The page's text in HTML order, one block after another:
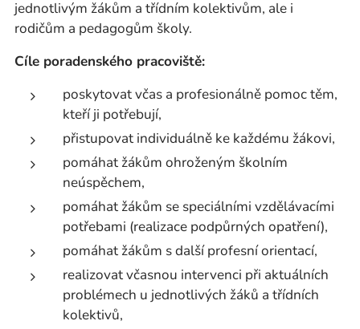
jednotlivým žákům a třídním kolektivům, ale i
rodičům a pedagogům školy.
Cíle poradenského pracoviště:
poskytovat včas a profesionálně pomoc těm,
kteří ji potřebují,
přistupovat individuálně ke každému žákovi,
pomáhat žákům ohroženým školním
neúspěchem,
pomáhat žákům se speciálními vzdělávacími
potřebami (realizace podpůrných opatření),
pomáhat žákům s další profesní orientací,
realizovat včasnou intervenci při aktuálních
problémech u jednotlivých žáků a třídních
kolektivů,